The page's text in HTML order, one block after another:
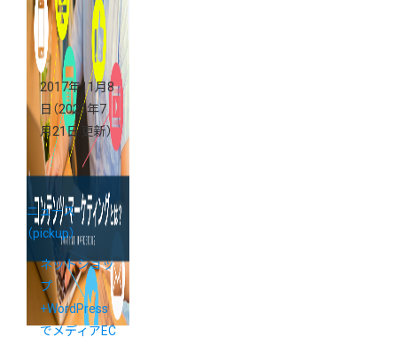
2017年11月8
日（2021年7
月21日 更新）
ニュース
（pickup）
ネットショッ
プ
+WordPress
でメディアEC